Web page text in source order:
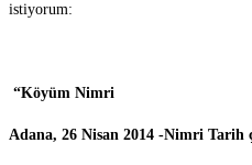
istiyorum:
“Köyüm Nimri
Adana, 26 Nisan 2014 -Nimri Tarih